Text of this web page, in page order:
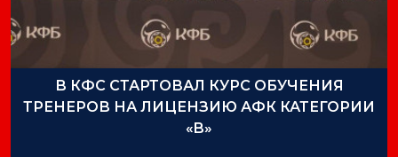
В КФС СТАРТОВАЛ КУРС ОБУЧЕНИЯ
ТРЕНЕРОВ НА ЛИЦЕНЗИЮ АФК КАТЕГОРИИ
«B»